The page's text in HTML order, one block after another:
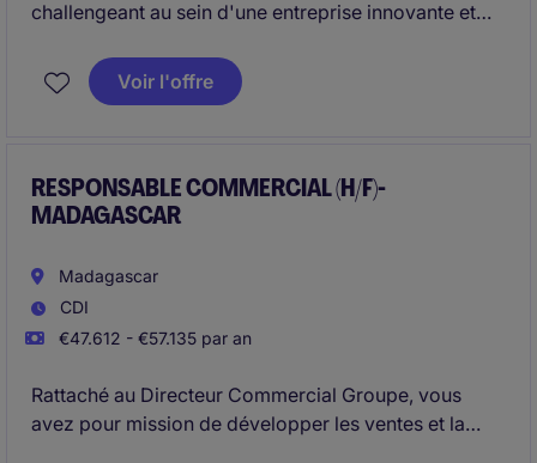
challengeant au sein d'une entreprise innovante et
Voir l'offre
RESPONSABLE COMMERCIAL (H/F)-
MADAGASCAR
Madagascar
CDI
€47.612 - €57.135 par an
Rattaché au Directeur Commercial Groupe, vous
avez pour mission de développer les ventes et la